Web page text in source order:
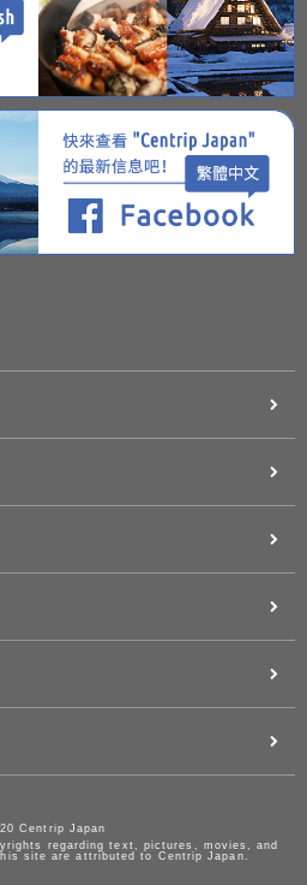
Centrip Japan
regarding text, pictures, movies, and
site are attributed to Centrip Japan.